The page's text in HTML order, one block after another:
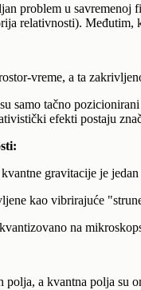
problem u
relativnosti).
vreme, a ta
samo tačno
efekti postaju
gravitacije je
kao vibrirajuće
na
a kvantna polja